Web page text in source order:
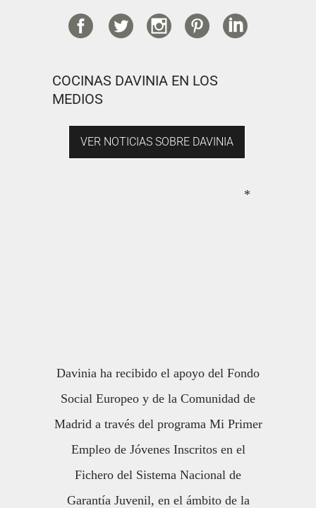
COCINAS DAVINIA EN LOS
MEDIOS
VER NOTICIAS SOBRE DAVINIA
*
Davinia ha recibido el apoyo del Fondo
Social Europeo y de la Comunidad de
Madrid a través del programa Mi Primer
Empleo de Jóvenes Inscritos en el
Fichero del Sistema Nacional de
Garantía Juvenil, en el ámbito de la